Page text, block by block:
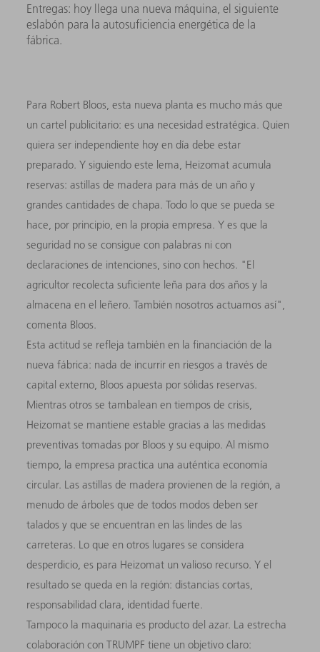
Entregas: hoy llega una nueva máquina, el siguiente
eslabón para la autosuficiencia energética de la
fábrica.
Para Robert Bloos, esta nueva planta es mucho más que
un cartel publicitario: es una necesidad estratégica. Quien
quiera ser independiente hoy en día debe estar
preparado. Y siguiendo este lema, Heizomat acumula
reservas: astillas de madera para más de un año y
grandes cantidades de chapa. Todo lo que se pueda se
hace, por principio, en la propia empresa. Y es que la
seguridad no se consigue con palabras ni con
declaraciones de intenciones, sino con hechos. "El
agricultor recolecta suficiente leña para dos años y la
almacena en el leñero. También nosotros actuamos así",
comenta Bloos.
Esta actitud se refleja también en la financiación de la
nueva fábrica: nada de incurrir en riesgos a través de
capital externo, Bloos apuesta por sólidas reservas.
Mientras otros se tambalean en tiempos de crisis,
Heizomat se mantiene estable gracias a las medidas
preventivas tomadas por Bloos y su equipo. Al mismo
tiempo, la empresa practica una auténtica economía
circular. Las astillas de madera provienen de la región, a
menudo de árboles que de todos modos deben ser
talados y que se encuentran en las lindes de las
carreteras. Lo que en otros lugares se considera
desperdicio, es para Heizomat un valioso recurso. Y el
resultado se queda en la región: distancias cortas,
responsabilidad clara, identidad fuerte.
Tampoco la maquinaria es producto del azar. La estrecha
colaboración con TRUMPF tiene un objetivo claro: